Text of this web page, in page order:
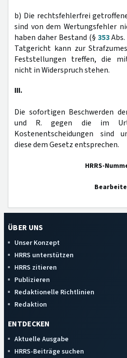
b) Die rechtsfehlerfrei
sind von dem Wertungsfehler
haben daher Bestand (§ 353Abs.
Tatgericht kann zur
Feststellungen treffen, die
nicht in Widerspruch stehen.
III.
Die sofortigen Beschwerden
und R. gegen die im
Kostenentscheidungen sind
diese dem Gesetz entsprechen.
HRRS-
ÜBER UNS
Unser Konzept
HRRS unterstützen
HRRS zitieren
Publizieren
Redaktionelle Richtlinien
Redaktion
ENTDECKEN
Aktuelle Ausgabe
HRRS-Beiträge suchen